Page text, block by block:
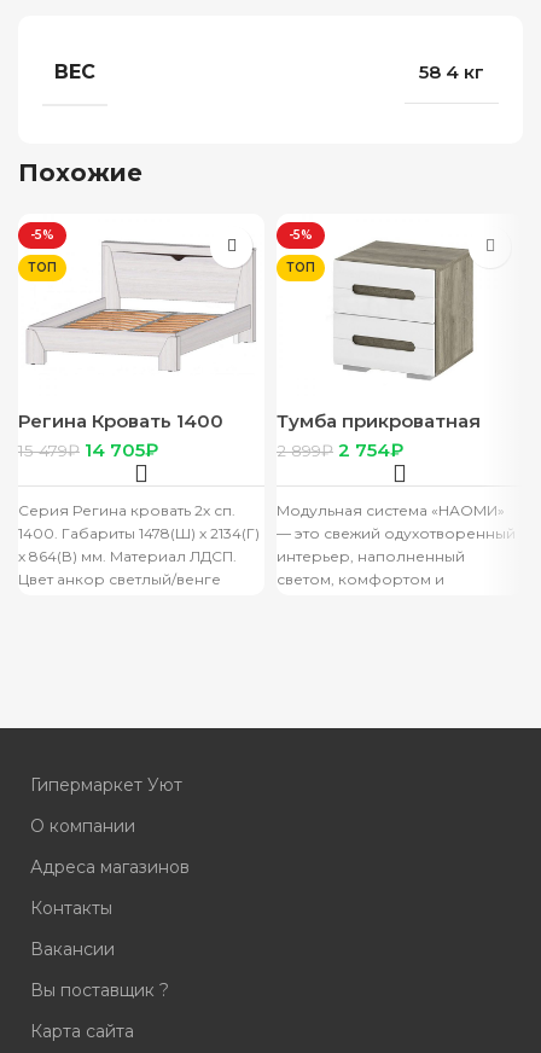
ВЕС 58 4 кг
Похожие
-5%
ТОП
Регина Кровать 1400
анкор светлый
15 479₽ 14 705₽
Серия Регина кровать 2х сп.
1400. Габариты 1478(Ш) х 2134(Г)
х 864(В) мм. Материал ЛДСП.
Цвет анкор светлый/венге
-5%
ТОП
Тумба прикроватная
“Наоми” ТБ-15 дуб
каньон/белый глянец
2 899₽ 2 754₽
Модульная система «НАОМИ»
— это свежий одухотворенный
интерьер, наполненный
светом, комфортом и
Гипермаркет Уют
О компании
Адреса магазинов
Контакты
Вакансии
Вы поставщик ?
Карта сайта